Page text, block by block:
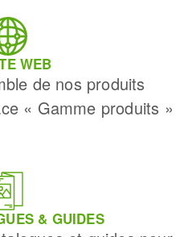
WEB
de nos produits
« Gamme produits »
& GUIDES